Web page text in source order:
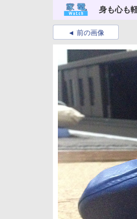
身も心も
前の画像